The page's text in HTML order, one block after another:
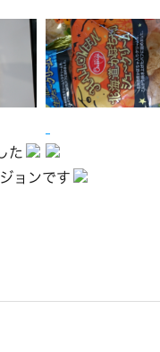
た
ョンです